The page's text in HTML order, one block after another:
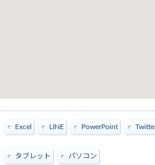
Excel LINE PowerPoint
タブレット パソコン